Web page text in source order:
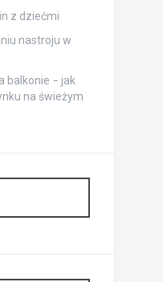
z dziećmi
nastroju w
balkonie − jak
na świeżym